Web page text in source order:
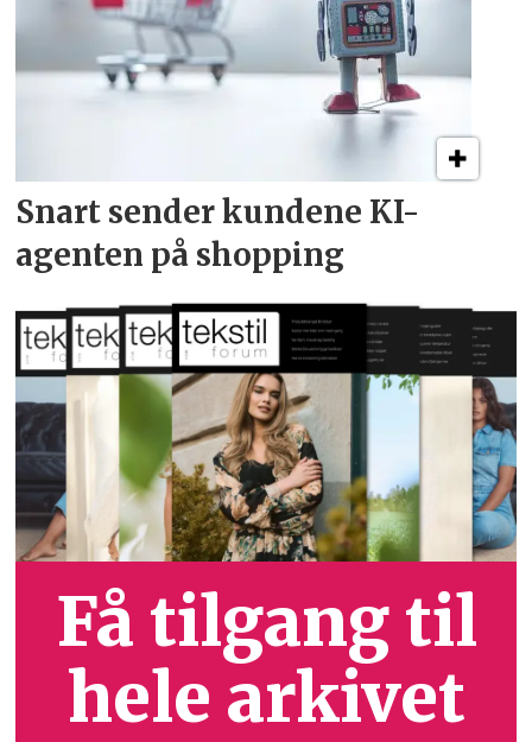
Snart sender kundene KI-
agenten på shopping
Få tilgang til
hele arkivet